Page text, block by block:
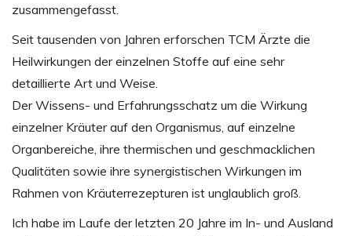
zusammengefasst.
Seit tausenden von Jahren erforschen TCM Ärzte die
Heilwirkungen der einzelnen Stoffe auf eine sehr
detaillierte Art und Weise.
Der Wissens- und Erfahrungsschatz um die Wirkung
einzelner Kräuter auf den Organismus, auf einzelne
Organbereiche, ihre thermischen und geschmacklichen
Qualitäten sowie ihre synergistischen Wirkungen im
Rahmen von Kräuterrezepturen ist unglaublich groß.
Ich habe im Laufe der letzten 20 Jahre im In- und Ausland